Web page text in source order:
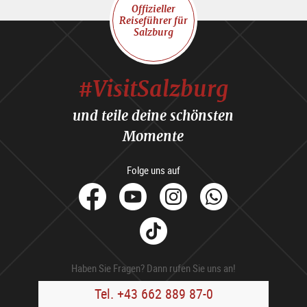
Offizieller
Reiseführer für
Salzburg
#VisitSalzburg
und teile deine schönsten
Momente
Folge uns auf
facebook
YoutubeInstagram
Tik
Tok
Haben Sie Fragen? Dann rufen Sie uns an!
Tel. +43 662 889 87-0